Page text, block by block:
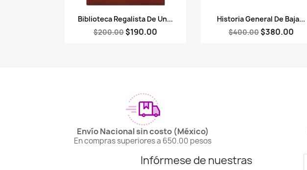
Vista rápida
Biblioteca Regalista De Un...
$200.00 $190.00
Vista rápida
Historia General De Baja...
$400.00 $380.00
Envío Nacional sin costo (México)
En compras superiores a 650.00 pesos
Infórmese de nuestras